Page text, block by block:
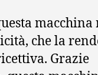
macchina
che la
Grazie